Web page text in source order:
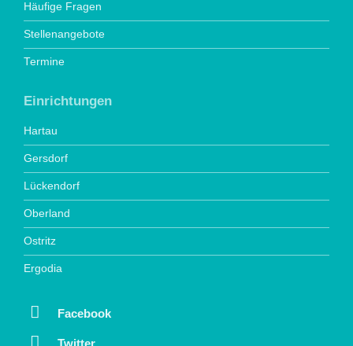
Häufige Fragen
Stellenangebote
Termine
Einrichtungen
Hartau
Gersdorf
Lückendorf
Oberland
Ostritz
Ergodia
Facebook
Twitter